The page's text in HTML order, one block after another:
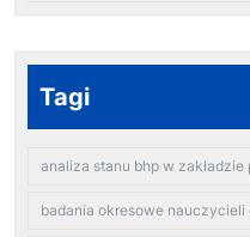
Tagi
analiza stanu bhp w zakładzie
badania okresowe nauczycieli